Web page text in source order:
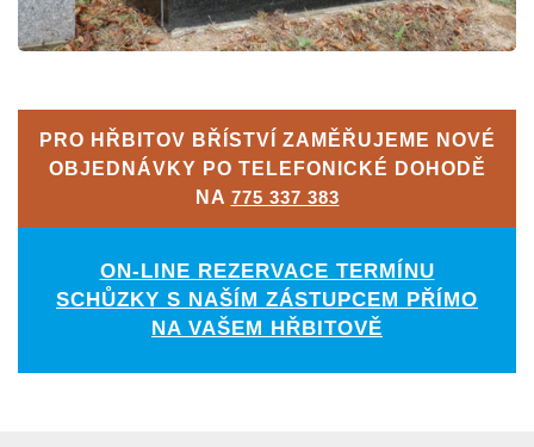
PRO HŘBITOV BŘÍSTVÍ ZAMĚŘUJEME NOVÉ
OBJEDNÁVKY PO TELEFONICKÉ DOHODĚ
NA 775 337 383
ON-LINE REZERVACE TERMÍNU
SCHŮZKY S NAŠÍM ZÁSTUPCEM PŘÍMO
NA VAŠEM HŘBITOVĚ